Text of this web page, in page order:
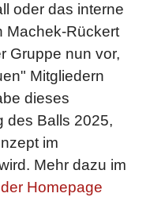
oder das interne
Machek-Rückert
Gruppe nun vor,
Mitgliedern
dieses
des Balls 2025,
im
Mehr dazu im
Homepage